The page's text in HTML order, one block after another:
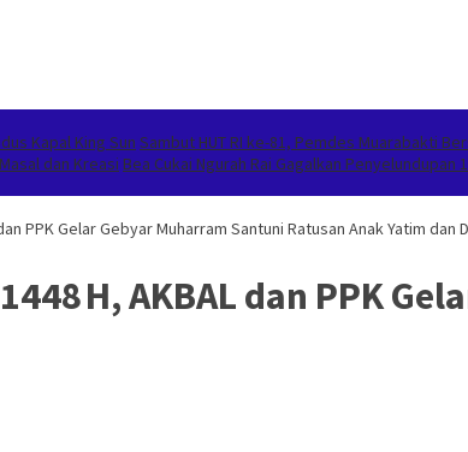
Kapal King Sun Sambut HUT RI ke-81, Pemdes Muarabakti
dan Kreasi Bea Cukai Ngurah Rai Gagalkan
PPK Gelar Gebyar Muharram Santuni Ratusan Anak Yatim dan
H, AKBAL dan PPK